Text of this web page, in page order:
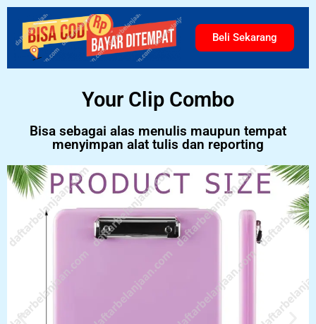
Beli Sekarang
Your Clip Combo
Bisa sebagai alas menulis maupun tempat
menyimpan alat tulis dan reporting